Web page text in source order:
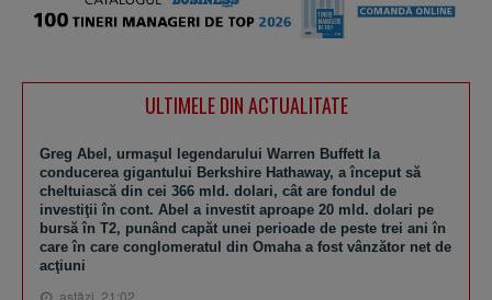
ULTIMELE DIN ACTUALITATE
Greg Abel, urmaşul legendarului Warren Buffett la
conducerea gigantului Berkshire Hathaway, a început să
cheltuiască din cei 366 mld. dolari, cât are fondul de
investiţii în cont. Abel a investit aproape 20 mld. dolari pe
bursă în T2, punând capăt unei perioade de peste trei ani în
care în care conglomeratul din Omaha a fost vânzător net de
acţiuni
astăzi, 21:02